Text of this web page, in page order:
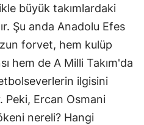
büyük takımlardaki
Şu anda Anadolu Efes
forvet, hem kulüp
hem de A Milli Takım'da
ilgisini
Peki, Ercan Osmani
nereli? Hangi